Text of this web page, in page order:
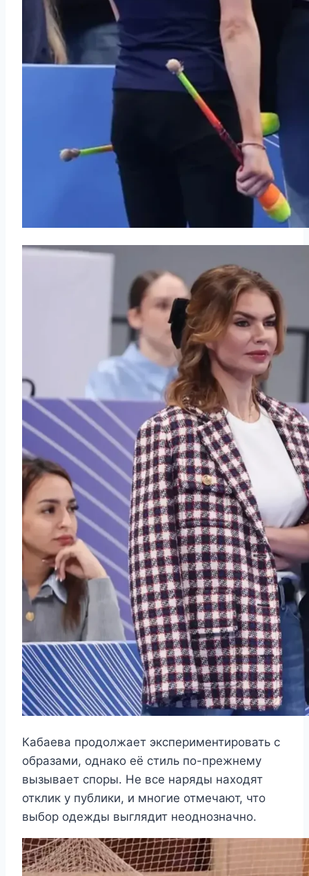
Кабаева продолжает экспериментировать с
образами, однако её стиль по-прежнему
вызывает споры. Не все наряды находят
отклик у публики, и многие отмечают, что
выбор одежды выглядит неоднозначно.